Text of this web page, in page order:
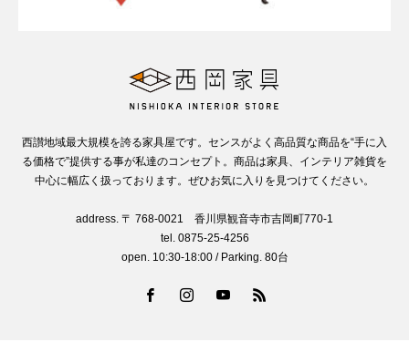
西讃地域最大規模を誇る家具屋です。センスがよく高品質な商品を“手に入
る価格で”提供する事が私達のコンセプト。商品は家具、インテリア雑貨を
中心に幅広く扱っております。ぜひお気に入りを見つけてください。
address. 〒 768-0021 香川県観音寺市吉岡町770-1
tel. 0875-25-4256
open. 10:30-18:00 / Parking. 80台